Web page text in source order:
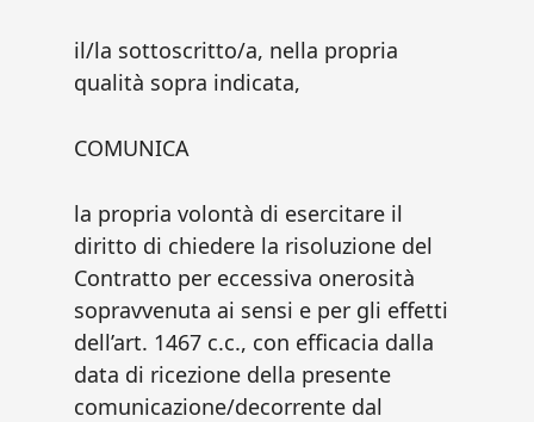
il/la sottoscritto/a, nella propria
qualità sopra indicata,
COMUNICA
la propria volontà di esercitare il
diritto di chiedere la risoluzione del
Contratto per eccessiva onerosità
sopravvenuta ai sensi e per gli effetti
dell’art. 1467 c.c., con efficacia dalla
data di ricezione della presente
comunicazione/decorrente dal